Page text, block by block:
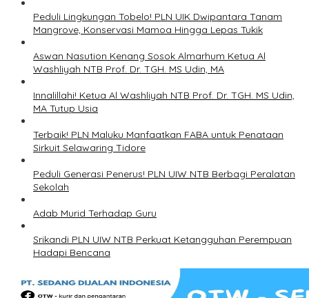
Peduli Lingkungan Tobelo! PLN UIK Dwipantara Tanam
Mangrove, Konservasi Mamoa Hingga Lepas Tukik
Aswan Nasution Kenang Sosok Almarhum Ketua Al
Washliyah NTB Prof. Dr. TGH. MS Udin, MA
Innalillahi! Ketua Al Washliyah NTB Prof. Dr. TGH. MS Udin,
MA Tutup Usia
Terbaik! PLN Maluku Manfaatkan FABA untuk Penataan
Sirkuit Selawaring Tidore
Peduli Generasi Penerus! PLN UIW NTB Berbagi Peralatan
Sekolah
Adab Murid Terhadap Guru
Srikandi PLN UIW NTB Perkuat Ketangguhan Perempuan
Hadapi Bencana